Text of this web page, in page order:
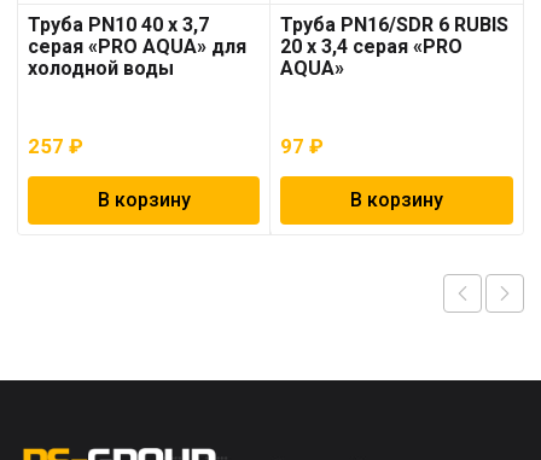
Труба PN10 40 x 3,7
серая «PRO AQUA» для
холодной воды
257 ₽
В корзину
Труба PN16/SDR 6 RUBIS
20 x 3,4 серая «PRO
AQUA»
97₽
В корзину